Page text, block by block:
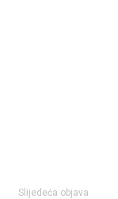
Slijedeća objava